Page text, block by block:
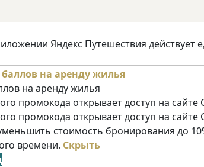
Яндекс Путешествия действует
на аренду жилья
промокода открывает доступ на
промокода открывает доступ на
стоимость бронирования до
времени. Скрыть